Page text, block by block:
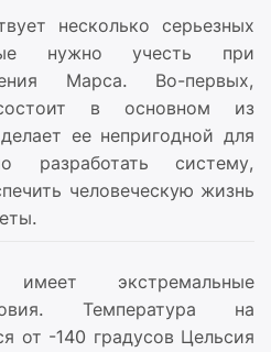
несколько серьезных
нужно учесть при
Марса. Во-первых,
в основном из
ее непригодной для
разработать систему,
человеческую жизнь
экстремальные
Температура на
от -140 градусов Цельсия